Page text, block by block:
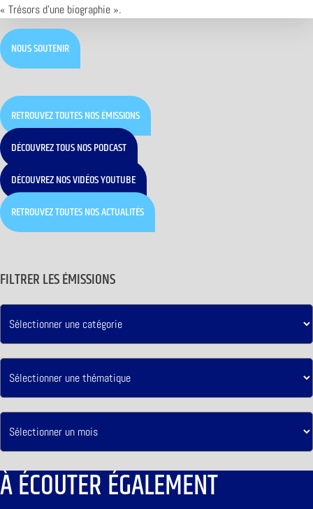
« Trésors d’une biographie ».
NOUS SOUTENIR
RETROUVEZ TOUTES NOS ÉMISSIONS
DÉCOUVREZ TOUS NOS PODCAST
DÉCOUVREZ NOS VIDÉOS YOUTUBE
RETROUVEZ TOUTES NOS ACTUALITÉS
FILTRER LES ÉMISSIONS
À ÉCOUTER ÉGALEMENT